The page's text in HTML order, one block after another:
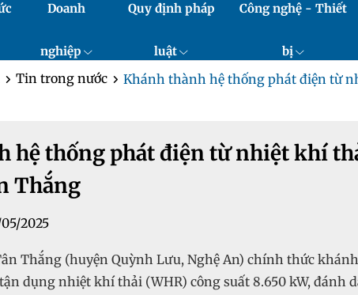
Doanh
nghiệp
Quy định pháp
luật
Công nghệ - Thiết
bị
Tin trong nước Khánh thành hệ thống phát điện từ
hệ thống phát điện từ nhiệt khí
Thắng
2025
Thắng (huyện Quỳnh Lưu, Nghệ An) chính thức
dụng nhiệt khí thải (WHR) công suất 8.650 kW, đánh